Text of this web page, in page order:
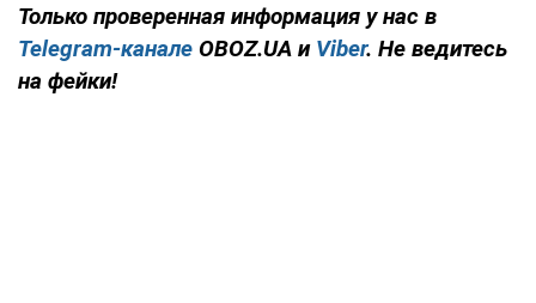
Только проверенная информация у нас в
Telegram-канале OBOZ.UA и Viber. Не ведитесь
на фейки!